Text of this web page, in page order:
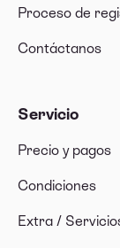
Proceso de
Contáctanos
Servicio
Precio y pagos
Condiciones
Extra /